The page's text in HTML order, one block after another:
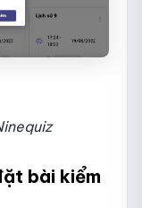
bài kiểm